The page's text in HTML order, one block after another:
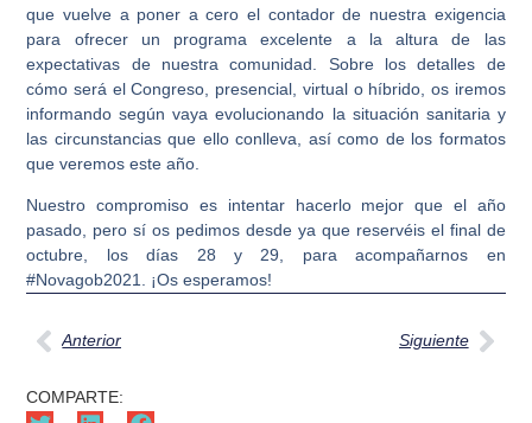
que vuelve a poner a cero el contador de nuestra exigencia
para ofrecer un programa excelente a la altura de las
expectativas de nuestra comunidad. Sobre los detalles de
cómo será el Congreso, presencial, virtual o híbrido, os iremos
informando según vaya evolucionando la situación sanitaria y
las circunstancias que ello conlleva, así como de los formatos
que veremos este año.
Nuestro compromiso es intentar hacerlo mejor que el año
pasado, pero sí os pedimos desde ya que reservéis el final de
octubre, los días 28 y 29, para acompañarnos en
#Novagob2021. ¡Os esperamos!
Anterior Siguiente
COMPARTE: